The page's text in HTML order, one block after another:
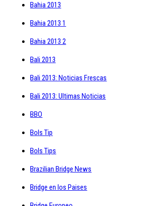
Bahia 2013
Bahia 2013 1
Bahia 2013 2
Bali 2013
Bali 2013: Noticias Frescas
Bali 2013: Ultimas Noticias
BBO
Bols Tip
Bols Tips
Brazilian Bridge News
Bridge en los Paises